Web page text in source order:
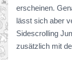
erscheinen.
lässt sich aber
Sidescrolling
zusätzlich mit